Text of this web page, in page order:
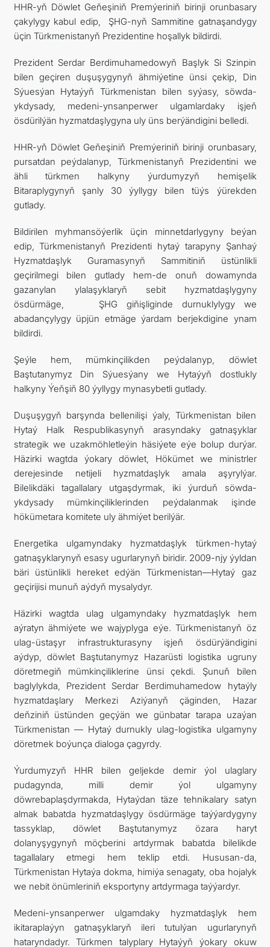
HHR-yň Döwlet Geňeşiniň Premýeriniň birinji orunbasary
çakylygy kabul edip, ŞHG-nyň Sammitine gatnaşandygy
üçin Türkmenistanyň Prezidentine hoşallyk bildirdi.
Prezident Serdar Berdimuhamedowyň Başlyk Si Szinpin
bilen geçiren duşuşygynyň ähmiýetine ünsi çekip, Din
Sýuesýan Hytaýyň Türkmenistan bilen syýasy, söwda-
ykdysady, medeni-ynsanperwer ulgamlardaky işjeň
ösdürilýän hyzmatdaşlygyna uly üns berýändigini belledi.
HHR-yň Döwlet Geňeşiniň Premýeriniň birinji orunbasary,
pursatdan peýdalanyp, Türkmenistanyň Prezidentini we
ähli türkmen halkyny ýurdumyzyň hemişelik
Bitaraplygynyň şanly 30 ýyllygy bilen tüýs ýürekden
gutlady.
Bildirilen myhmansöýerlik üçin minnetdarlygyny beýan
edip, Türkmenistanyň Prezidenti hytaý tarapyny Şanhaý
Hyzmatdaşlyk Guramasynyň Sammitiniň üstünlikli
geçirilmegi bilen gutlady hem-de onuň dowamynda
gazanylan ylalaşyklaryň sebit hyzmatdaşlygyny
ösdürmäge, ŞHG giňişliginde durnuklylygy we
abadançylygy üpjün etmäge ýardam berjekdigine ynam
bildirdi.
Şeýle hem, mümkinçilikden peýdalanyp, döwlet
Baştutanymyz Din Sýuesýany we Hytaýyň dostlukly
halkyny Ýeňşiň 80 ýyllygy mynasybetli gutlady.
Duşuşygyň barşynda bellenilişi ýaly, Türkmenistan bilen
Hytaý Halk Respublikasynyň arasyndaky gatnaşyklar
strategik we uzakmöhletleýin häsiýete eýe bolup durýar.
Häzirki wagtda ýokary döwlet, Hökümet we ministrler
derejesinde netijeli hyzmatdaşlyk amala aşyrylýar.
Bilelikdäki tagallalary utgaşdyrmak, iki ýurduň söwda-
ykdysady mümkinçiliklerinden peýdalanmak işinde
hökümetara komitete uly ähmiýet berilýär.
Energetika ulgamyndaky hyzmatdaşlyk türkmen-hytaý
gatnaşyklarynyň esasy ugurlarynyň biridir. 2009-njy ýyldan
bäri üstünlikli hereket edýän Türkmenistan—Hytaý gaz
geçirijisi munuň aýdyň mysalydyr.
Häzirki wagtda ulag ulgamyndaky hyzmatdaşlyk hem
aýratyn ähmiýete we wajyplyga eýe. Türkmenistanyň öz
ulag-üstaşyr infrastrukturasyny işjeň ösdürýändigini
aýdyp, döwlet Baştutanymyz Hazarüsti logistika ugruny
döretmegiň mümkinçiliklerine ünsi çekdi. Şunuň bilen
baglylykda, Prezident Serdar Berdimuhamedow hytaýly
hyzmatdaşlary Merkezi Aziýanyň çäginden, Hazar
deňziniň üstünden geçýän we günbatar tarapa uzaýan
Türkmenistan — Hytaý durnukly ulag-logistika ulgamyny
döretmek boýunça dialoga çagyrdy.
Ýurdumyzyň HHR bilen geljekde demir ýol ulaglary
pudagynda, milli demir ýol ulgamyny
döwrebaplaşdyrmakda, Hytaýdan täze tehnikalary satyn
almak babatda hyzmatdaşlygy ösdürmäge taýýardygyny
tassyklap, döwlet Baştutanymyz özara haryt
dolanyşygynyň möçberini artdyrmak babatda bilelikde
tagallalary etmegi hem teklip etdi. Hususan-da,
Türkmenistan Hytaýa dokma, himiýa senagaty, oba hojalyk
we nebit önümleriniň eksportyny artdyrmaga taýýardyr.
Medeni-ynsanperwer ulgamdaky hyzmatdaşlyk hem
ikitaraplaýyn gatnaşyklaryň ileri tutulýan ugurlarynyň
hataryndadyr. Türkmen talyplary Hytaýyň ýokary okuw